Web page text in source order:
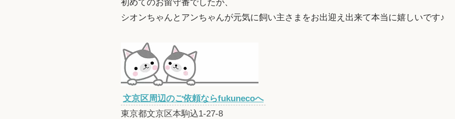
初めてのお留守番でしたが、
シオンちゃんとアンちゃんが元気に飼い主さまをお出迎え出来て本当に嬉しいです♪
文京区周辺のご依頼ならfukunecoへ
東京都文京区本駒込1-27-8